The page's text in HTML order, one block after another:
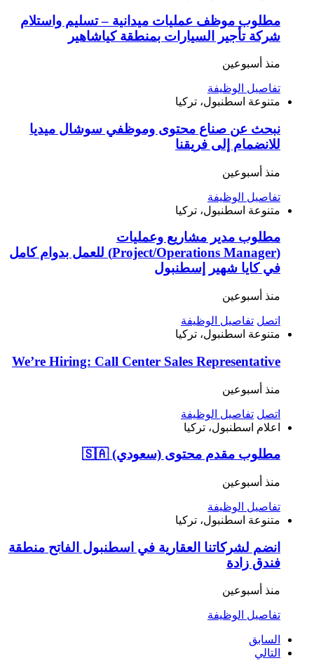
مطلوب موظف عمليات ميدانية – تسليم واستلام
شركة تأجير السيارات بمنطقة كياشاهير
منذ أسبوعين
تفاصيل الوظيفة
متنوعة اسطنبول، تركيا
نبحث عن صناع محتوى وموظفي سوشال ميديا
للانضمام إلى فريقنا
منذ أسبوعين
تفاصيل الوظيفة
متنوعة اسطنبول، تركيا
مطلوب مدير مشاريع وعمليات
(Project/Operations Manager) للعمل بدوام كامل
في كايا شهير إسطنبول
منذ أسبوعين
اتصل تفاصيل الوظيفة
متنوعة اسطنبول، تركيا
We’re Hiring: Call Center Sales Representative
منذ أسبوعين
اتصل تفاصيل الوظيفة
اعلام اسطنبول، تركيا
مطلوب مقدم محتوى (سعودي) 🇸🇦
منذ أسبوعين
تفاصيل الوظيفة
متنوعة اسطنبول، تركيا
انضم لشركاتنا العقارية في اسطنبول الفاتح منطقة
فندق زادة
منذ أسبوعين
تفاصيل الوظيفة
السابق
التالي